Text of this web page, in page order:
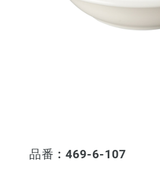
品番 : 469-6-107